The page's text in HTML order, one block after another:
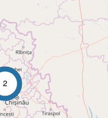
Skip map
2